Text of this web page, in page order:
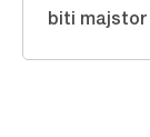
biti